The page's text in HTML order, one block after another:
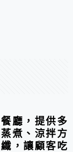
廳，提供多
煮、涼拌方
，讓顧客吃